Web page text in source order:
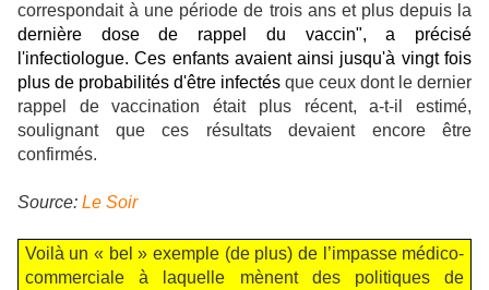
correspondait à une période de trois ans et plus depuis la
dernière dose de rappel du vaccin", a précisé
l'infectiologue. Ces enfants avaient ainsi jusqu'à vingt fois
plus de probabilités d'être infectés que ceux dont le dernier
rappel de vaccination était plus récent, a-t-il estimé,
soulignant que ces résultats devaient encore être
confirmés.
Source: Le Soir
Voilà un « bel » exemple (de plus) de l’impasse médico-
commerciale à laquelle mènent des politiques de